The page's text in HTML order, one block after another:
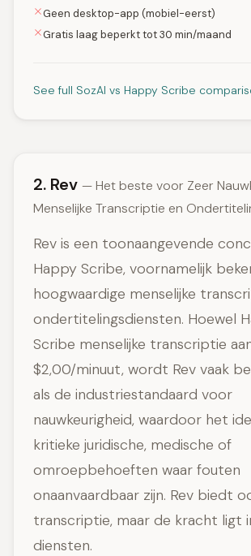
Geen desktop-app (mobiel-eerst)
Gratis laag beperkt tot 30 min/maand
See full SozAI vs Happy Scribe
2. Rev — Het beste voor Zeer
Menselijke Transcriptie en
Rev is een toonaangevende
Happy Scribe, voornamelijk
hoogwaardige menselijke
ondertitelingsdiensten. Hoewel
Scribe menselijke transcriptie
$2,00/minuut, wordt Rev vaak
als de industriestandaard voor
nauwkeurigheid, waardoor het
kritieke juridische, medische of
omroepbehoeften waar fouten
onaanvaardbaar zijn. Rev biedt
transcriptie, maar de kracht ligt
diensten.